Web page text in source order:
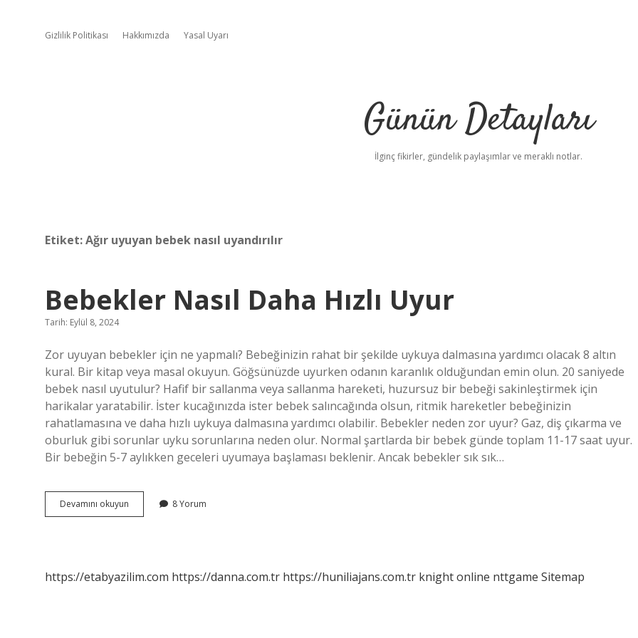
Gizlilik Politikası Hakkımızda Yasal Uyarı
Günün Detayları
İlginç fikirler, gündelik paylaşımlar ve meraklı notlar.
Etiket:Ağır uyuyan bebek nasıl uyandırılır
Bebekler Nasıl Daha Hızlı Uyur
Tarih: Eylül 8, 2024
Zor uyuyan bebekler için ne yapmalı? Bebeğinizin rahat bir şekilde uykuya dalmasına yardımcı olacak 8 altın
kural. Bir kitap veya masal okuyun. Göğsünüzde uyurken odanın karanlık olduğundan emin olun. 20 saniyede
bebek nasıl uyutulur? Hafif bir sallanma veya sallanma hareketi, huzursuz bir bebeği sakinleştirmek için
harikalar yaratabilir. İster kucağınızda ister bebek salıncağında olsun, ritmik hareketler bebeğinizin
rahatlamasına ve daha hızlı uykuya dalmasına yardımcı olabilir. Bebekler neden zor uyur? Gaz, diş çıkarma ve
oburluk gibi sorunlar uyku sorunlarına neden olur. Normal şartlarda bir bebek günde toplam 11-17 saat uyur.
Bir bebeğin 5-7 aylıkken geceleri uyumaya başlaması beklenir. Ancak bebekler sık ​​sık…
Devamını okuyun Bebekler
Nasıl
8 Yorum
https://etabyazilim.com https://danna.com.tr https://huniliajans.com.tr knight online nttgame Sitemap